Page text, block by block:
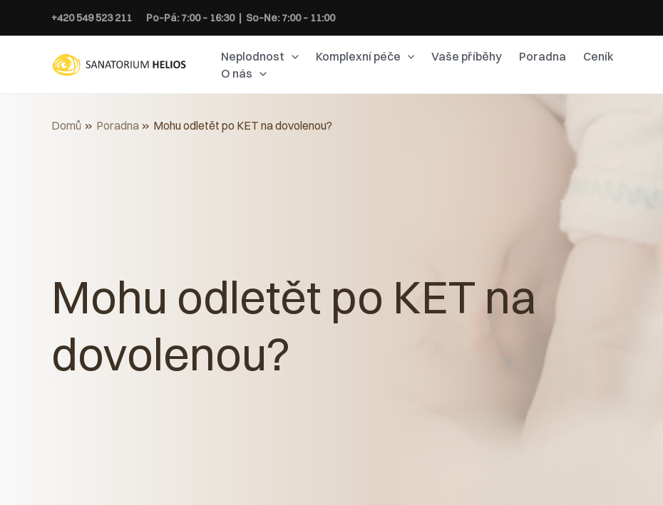
+420 549 523 211 Po–Pá: 7:00 – 16:30 | So–Ne: 7:00 – 11:00
Neplodnost Komplexní péče Vaše příběhy Poradna
Ceník
O nás
Mohu odletět po KET na
dovolenou?
Domů Poradna Mohu odletět po KET na dovolenou?